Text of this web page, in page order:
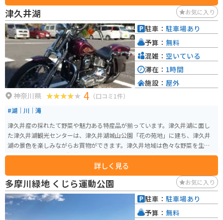
津久井湖 お気に入り
神奈川県 4 （口コミ1件）
#湖｜川｜滝
津久井産の採れたて野菜や魅力ある特産品が揃っています。津久井湖に面し
た津久井湖観光センターは、津久井湖城山公園「花の苑地」に建ち、津久井
湖の景色を楽しみながらお買物ができます。津久井地域は色々な野菜を生産
している農家がおり、観光センターでは、採れたての新鮮野菜を販売してお
ります。また、お菓子や日本酒など多くの特産品もあり、ゆっくりと買い物
を楽しむ事が出来ます。
詳しく見る
駐車： 駐車場あり
予算： 無料
混雑： 空いている
滞在： 1時間
施設： 屋外
多摩川緑地 くじら運動公園 お気に入り
駐車： 駐車場あり
予算： 無料